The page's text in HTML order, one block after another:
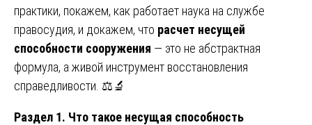
практики, покажем, как работает наука на службе
правосудия, и докажем, что расчет несущей
способности сооружения — это не абстрактная
формула, а живой инструмент восстановления
справедливости. ⚖️🔬
Раздел 1. Что такое несущая способность